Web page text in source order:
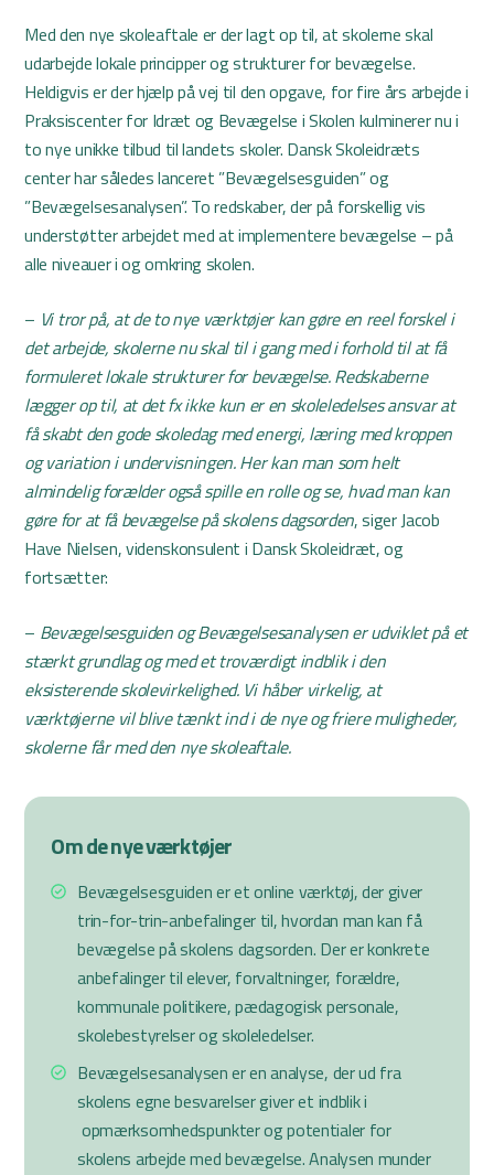
Med den nye skoleaftale er der lagt op til, at skolerne skal
udarbejde lokale principper og strukturer for bevægelse.
Heldigvis er der hjælp på vej til den opgave, for fire års arbejde i
Praksiscenter for Idræt og Bevægelse i Skolen kulminerer nu i
to nye unikke tilbud til landets skoler. Dansk Skoleidræts
center har således lanceret ”Bevægelsesguiden” og
”Bevægelsesanalysen”. To redskaber, der på forskellig vis
understøtter arbejdet med at implementere bevægelse – på
alle niveauer i og omkring skolen.
– Vi tror på, at de to nye værktøjer kan gøre en reel forskel i
det arbejde, skolerne nu skal til i gang med i forhold til at få
formuleret lokale strukturer for bevægelse. Redskaberne
lægger op til, at det fx ikke kun er en skoleledelses ansvar at
få skabt den gode skoledag med energi, læring med kroppen
og variation i undervisningen. Her kan man som helt
almindelig forælder også spille en rolle og se, hvad man kan
gøre for at få bevægelse på skolens dagsorden, siger Jacob
Have Nielsen, videnskonsulent i Dansk Skoleidræt, og
fortsætter:
– Bevægelsesguiden og Bevægelsesanalysen er udviklet på et
stærkt grundlag og med et troværdigt indblik i den
eksisterende skolevirkelighed. Vi håber virkelig, at
værktøjerne vil blive tænkt ind i de nye og friere muligheder,
skolerne får med den nye skoleaftale.
Om de nye værktøjer
Bevægelsesguiden er et online værktøj, der giver
trin-for-trin-anbefalinger til, hvordan man kan få
bevægelse på skolens dagsorden. Der er konkrete
anbefalinger til elever, forvaltninger, forældre,
kommunale politikere, pædagogisk personale,
skolebestyrelser og skoleledelser.
Bevægelsesanalysen er en analyse, der ud fra
skolens egne besvarelser giver et indblik i
opmærksomhedspunkter og potentialer for
skolens arbejde med bevægelse. Analysen munder